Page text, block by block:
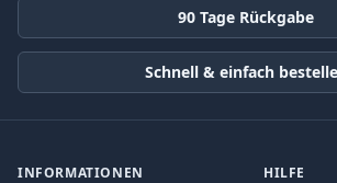
90 Tage Rückgabe
Schnell & einfach
INFORMATIONEN HILFE